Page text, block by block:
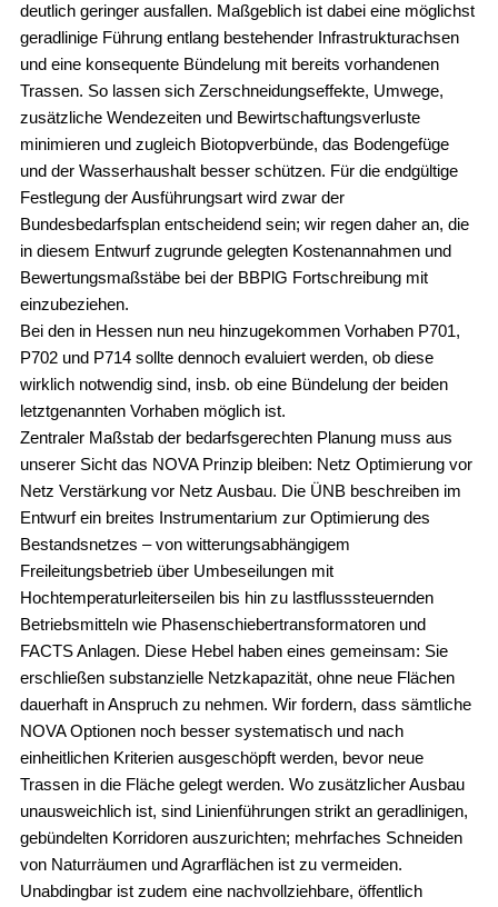
deutlich geringer ausfallen. Maßgeblich ist dabei eine möglichst
geradlinige Führung entlang bestehender Infrastrukturachsen
und eine konsequente Bündelung mit bereits vorhandenen
Trassen. So lassen sich Zerschneidungseffekte, Umwege,
zusätzliche Wendezeiten und Bewirtschaftungsverluste
minimieren und zugleich Biotopverbünde, das Bodengefüge
und der Wasserhaushalt besser schützen. Für die endgültige
Festlegung der Ausführungsart wird zwar der
Bundesbedarfsplan entscheidend sein; wir regen daher an, die
in diesem Entwurf zugrunde gelegten Kostenannahmen und
Bewertungsmaßstäbe bei der BBPlG Fortschreibung mit
einzubeziehen.
Bei den in Hessen nun neu hinzugekommen Vorhaben P701,
P702 und P714 sollte dennoch evaluiert werden, ob diese
wirklich notwendig sind, insb. ob eine Bündelung der beiden
letztgenannten Vorhaben möglich ist.
Zentraler Maßstab der bedarfsgerechten Planung muss aus
unserer Sicht das NOVA Prinzip bleiben: Netz Optimierung vor
Netz Verstärkung vor Netz Ausbau. Die ÜNB beschreiben im
Entwurf ein breites Instrumentarium zur Optimierung des
Bestandsnetzes – von witterungsabhängigem
Freileitungsbetrieb über Umbeseilungen mit
Hochtemperaturleiterseilen bis hin zu lastflusssteuernden
Betriebsmitteln wie Phasenschiebertransformatoren und
FACTS Anlagen. Diese Hebel haben eines gemeinsam: Sie
erschließen substanzielle Netzkapazität, ohne neue Flächen
dauerhaft in Anspruch zu nehmen. Wir fordern, dass sämtliche
NOVA Optionen noch besser systematisch und nach
einheitlichen Kriterien ausgeschöpft werden, bevor neue
Trassen in die Fläche gelegt werden. Wo zusätzlicher Ausbau
unausweichlich ist, sind Linienführungen strikt an geradlinigen,
gebündelten Korridoren auszurichten; mehrfaches Schneiden
von Naturräumen und Agrarflächen ist zu vermeiden.
Unabdingbar ist zudem eine nachvollziehbare, öffentlich